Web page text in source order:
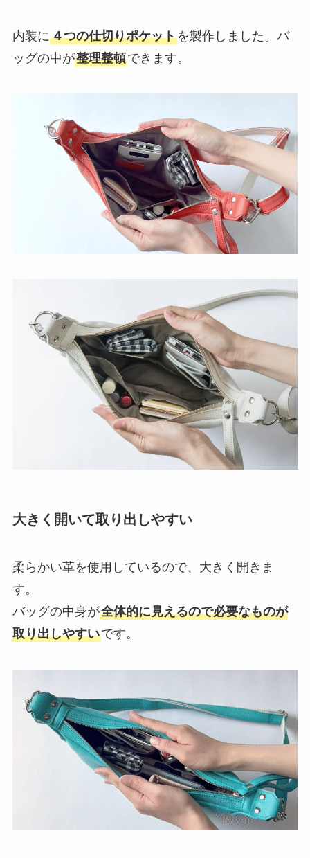
内装に４つの仕切りポケットを製作しました。バ
ッグの中が整理整頓できます。
大きく開いて取り出しやすい
柔らかい革を使用しているので、大きく開きま
す。
バッグの中身が全体的に見えるので必要なものが
取り出しやすいです。